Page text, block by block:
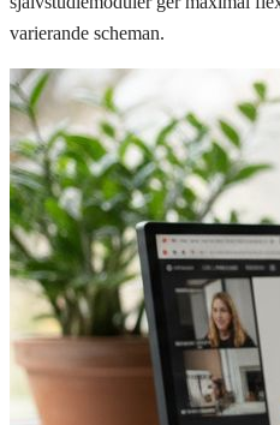
varierande scheman.